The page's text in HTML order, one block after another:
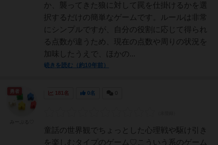
か、襲ってきた狼に対して罠を仕掛けるかを選
択するだけの簡単なゲームです。ルールは非常
にシンプルですが、自分の役割に応じて得られ
る点数が違うため、現在の点数や周りの状況を
加味したうえで、ほかの...
続きを読む（約10年前）
181名 0名
童話の世界観でちょっとした心理戦や駆け引き
を楽しむタイプのゲーム♡こういう系のゲーム
勇者